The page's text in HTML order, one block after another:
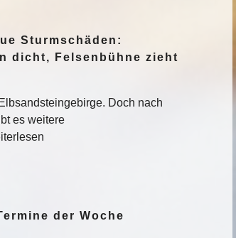
Sturmschäden:
dicht, Felsenbühne zieht
Doch nach
es weitere
der Woche